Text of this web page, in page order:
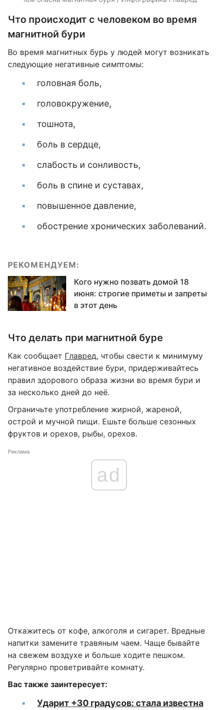
Что происходит с человеком во время
магнитной бури
Во время магнитных бурь у людей могут возникать
следующие негативные симптомы:
головная боль,
головокружение,
тошнота,
боль в сердце,
слабость и сонливость,
боль в спине и суставах,
повышенное давление,
обострение хронических заболеваний.
РЕКОМЕНДУЕМ:
Кого нужно позвать домой 18
июня: строгие приметы и запреты
в этот день
Что делать при магнитной буре
Как сообщает Главред, чтобы свести к минимуму
негативное воздействие бури, придерживайтесь
правил здорового образа жизни во время бури и
за несколько дней до неё.
Ограничьте употребление жирной, жареной,
острой и мучной пищи. Ешьте больше сезонных
фруктов и орехов, рыбы, орехов.
Реклама
ad
Откажитесь от кофе, алкоголя и сигарет. Вредные
напитки замените травяным чаем. Чаще бывайте
на свежем воздухе и больше ходите пешком.
Регулярно проветривайте комнату.
Вас также заинтересует:
Ударит +30 градусов: стала известна